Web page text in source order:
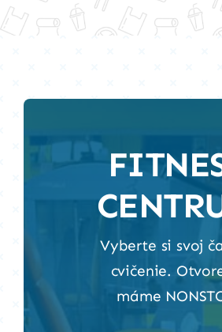
Vyberte si svoj
cvičenie.
máme